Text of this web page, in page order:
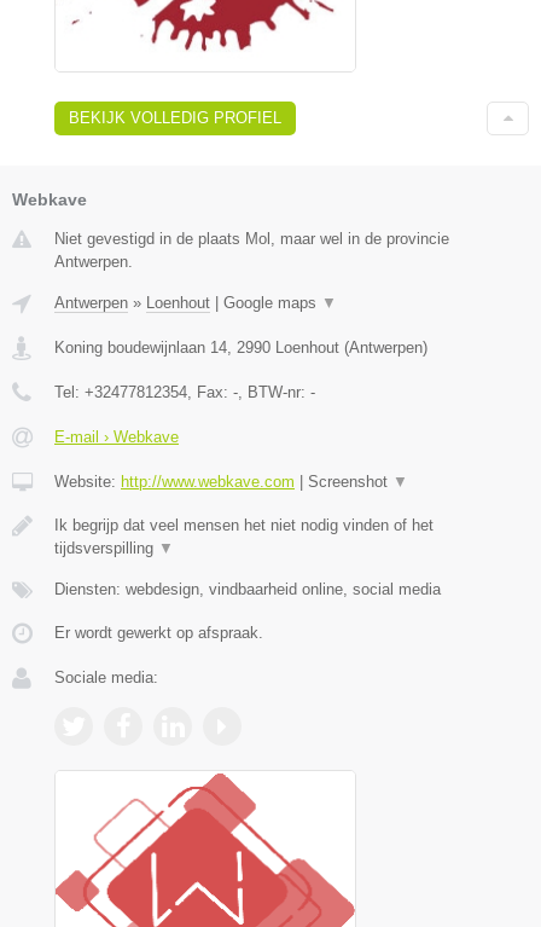
BEKIJK VOLLEDIG PROFIEL
Webkave
Niet gevestigd in de plaats Mol, maar wel in de provincie
Antwerpen.
Antwerpen » Loenhout Google maps ▼
Koning boudewijnlaan 14 2990 Loenhout (Antwerpen)
Tel: +32477812354 , Fax: - , BTW-nr: -
E-mail › Webkave
Website: http://www.webkave.com Screenshot ▼
Ik begrijp dat veel mensen het niet nodig vinden of het
tijdsverspilling ▼
Diensten: webdesign, vindbaarheid online, social media
Er wordt gewerkt op afspraak.
Sociale media: